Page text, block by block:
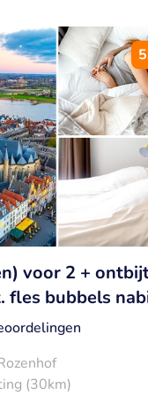
voor 2 +
fles bubbels
(30km)